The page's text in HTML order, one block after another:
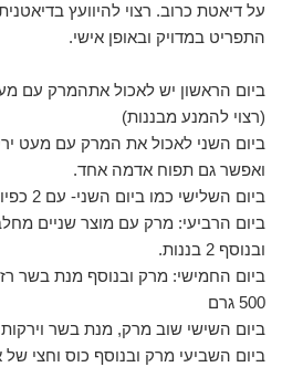
על דיאטת כרוב. רצוי להיוועץ
התפריט במדויק ובאופן אישי.
ביום הראשון יש לאכול אתהמרק עם
(רצוי להמנע מבננות)
ביום השני לאכול את המרק עם מעט
ואפשר גם תפוח אדמה אחד.
ביום השלישי כמו ביום השני- עם 2 כפיות שמן זית איכותי
ביום הרביעי: מרק עם מוצר שניים מחלב
ובנוסף 2 בננות.
500 גרם
ביום השישי שוב מרק, מנת בשר וירקות
ביום השביעי מרק ובנוסף כוס וחצי של